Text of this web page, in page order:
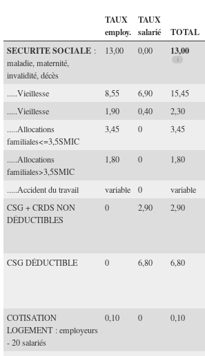
TAUX
employ.
TAUX
salarié
TOTAL
SECURITE SOCIALE:
maladie, maternité,
invalidité, décès
13,00 0,00 13,00
.....Vieillesse 8,55 6,90 15,45
.....Vieillesse
1,90 0,40 2,30
.....Allocations
familiales<=3,5SMIC
3,45 0 3,45
.....Allocations
familiales>3,5SMIC
1,80 0 1,80
.....Accident du travail variable 0 variable
CSG + CRDS NON
DÉDUCTIBLES
0 2,90 2,90
CSG DÉDUCTIBLE
0 6,80 6,80
COTISATION
LOGEMENT : employeurs
- 20 salariés
0,10 0 0,10